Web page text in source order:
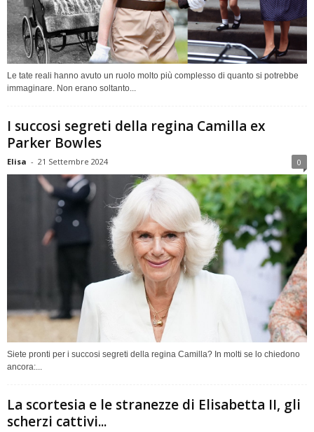
Le tate reali hanno avuto un ruolo molto più complesso di quanto si potrebbe
immaginare. Non erano soltanto...
I succosi segreti della regina Camilla ex
Parker Bowles
Elisa - 21 Settembre 2024 0
Siete pronti per i succosi segreti della regina Camilla? In molti se lo chiedono
ancora:...
La scortesia e le stranezze di Elisabetta II, gli
scherzi cattivi...